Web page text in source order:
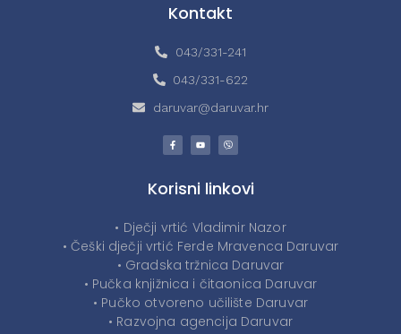
Kontakt
043/331-241
043/331-622
daruvar@daruvar.hr
Korisni linkovi
• Dječji vrtić Vladimir Nazor
• Češki dječji vrtić Ferde Mravenca Daruvar
• Gradska tržnica Daruvar
• Pučka knjižnica i čitaonica Daruvar
• Pučko otvoreno učilište Daruvar
• Razvojna agencija Daruvar